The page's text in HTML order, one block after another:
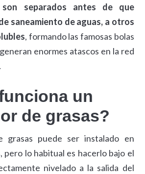
separados antes de que
saneamiento de aguas, a otros
, formando las famosas bolas
enormes atascos en la red
un
de grasas?
grasas puede ser instalado en
pero lo habitual es hacerlo bajo el
nivelado a la salida del